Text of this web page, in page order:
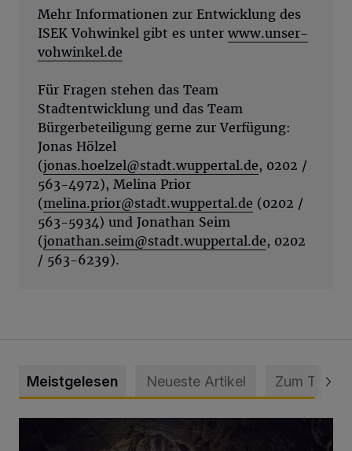
Mehr Informationen zur Entwicklung des
ISEK Vohwinkel gibt es unter www.unser-
vohwinkel.de
Für Fragen stehen das Team
Stadtentwicklung und das Team
Bürgerbeteiligung gerne zur Verfügung:
Jonas Hölzel
(jonas.hoelzel@stadt.wuppertal.de, 0202 /
563-4972), Melina Prior
(melina.prior@stadt.wuppertal.de (0202 /
563-5934) und Jonathan Seim
(jonathan.seim@stadt.wuppertal.de, 0202
/ 563-6239).
Meistgelesen Neueste Artikel Zum Thema